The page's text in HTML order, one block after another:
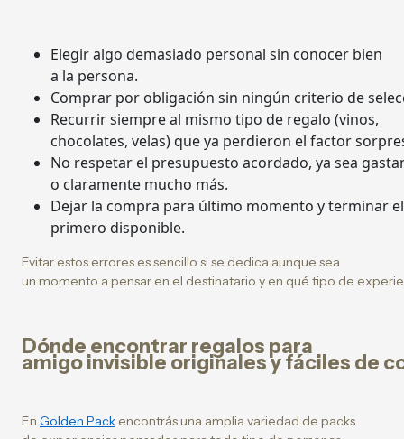
Elegir algo demasiado personal sin conocer bien
a la persona.
Comprar por obligación sin ningún criterio de
Recurrir siempre al mismo tipo de regalo (vinos,
chocolates, velas) que ya perdieron el factor
No respetar el presupuesto acordado, ya sea
o claramente mucho más.
Dejar la compra para último momento y terminar
primero disponible.
Evitar estos errores es sencillo si se dedica aunque sea
un momento a pensar en el destinatario y en qué tipo de
Dónde encontrar regalos para
amigo invisible originales y fáciles de
En Golden Pack encontrás una amplia variedad de packs